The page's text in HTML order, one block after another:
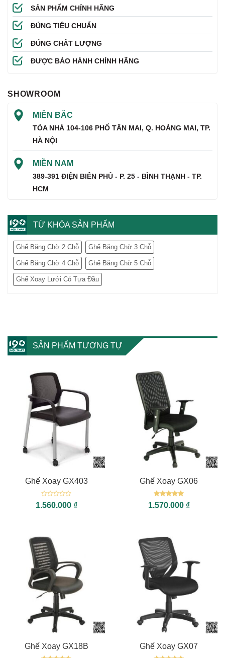
SẢN PHẨM CHÍNH HÃNG
ĐÚNG TIÊU CHUẨN
ĐÚNG CHẤT LƯỢNG
ĐƯỢC BẢO HÀNH CHÍNH HÃNG
SHOWROOM
MIỀN BẮC
TÒA NHÀ 104-106 PHỐ TÂN MAI, Q. HOÀNG MAI, TP.
HÀ NỘI
MIỀN NAM
389-391 ĐIỆN BIÊN PHỦ - P. 25 - BÌNH THẠNH - TP.
HCM
TỪ KHÓA SẢN PHẨM
Ghế Băng Chờ 2 Chỗ Ghế Băng Chờ 3 Chỗ
Ghế Băng Chờ 4 Chỗ Ghế Băng Chờ 5 Chỗ
Ghế Xoay Lưới Có Tựa Đầu
SẢN PHẨM TƯƠNG TỰ
Ghế Xoay GX403
Được
xếp
1.560.000 ₫
Ghế Xoay GX06
Được xếp
hạng55
1.570.000 ₫
Ghế Xoay GX18B Ghế Xoay GX07